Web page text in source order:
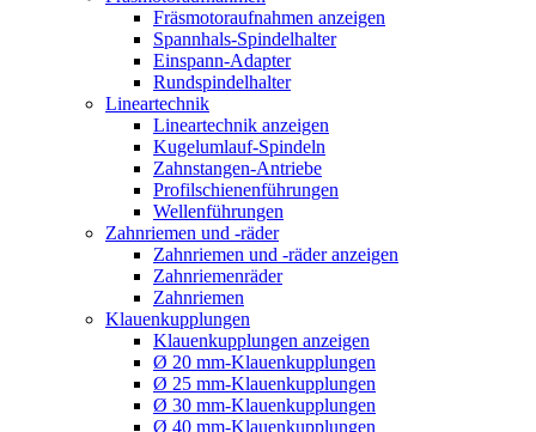
Fräsmotoraufnahmen anzeigen
Spannhals-Spindelhalter
Einspann-Adapter
Rundspindelhalter
Lineartechnik
Lineartechnik anzeigen
Kugelumlauf-Spindeln
Zahnstangen-Antriebe
Profilschienenführungen
Wellenführungen
Zahnriemen und -räder
Zahnriemen und -räder anzeigen
Zahnriemenräder
Zahnriemen
Klauenkupplungen
Klauenkupplungen anzeigen
Ø 20 mm-Klauenkupplungen
Ø 25 mm-Klauenkupplungen
Ø 30 mm-Klauenkupplungen
Ø 40 mm-Klauenkupplungen